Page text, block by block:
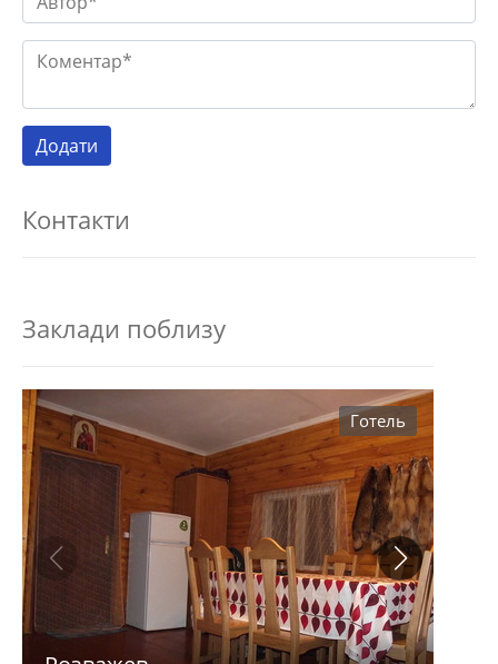
Контакти
Заклади поблизу
Готель